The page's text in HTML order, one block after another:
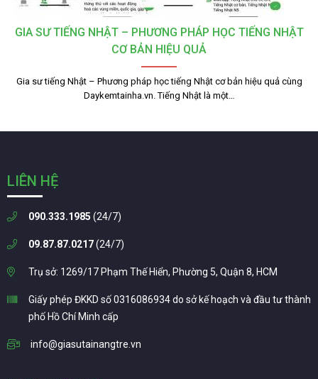
GIA SƯ TIẾNG NHẬT – PHƯƠNG PHÁP HỌC TIẾNG NHẬT
CƠ BẢN HIỆU QUẢ
Gia sư tiếng Nhật – Phương pháp học tiếng Nhật cơ bản hiệu quả cùng
Daykemtainha.vn. Tiếng Nhật là một…
LIÊN HỆ
090.333.1985 (24/7)
09.87.87.0217(24/7)
Trụ sở: 1269/17 Phạm Thế Hiển, Phường 5, Quận 8, HCM
Giấy phép ĐKKD số 0316086934 do sở kế hoạch và đầu tư thành
phố Hồ Chí Minh cấp
info@giasutainangtre.vn